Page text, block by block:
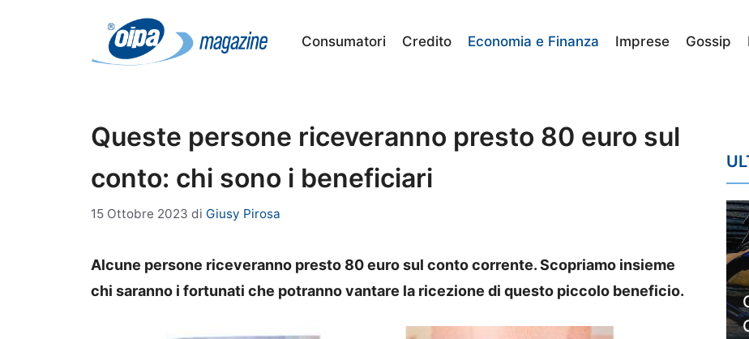
Consumatori Credito Economia e Finanza Imprese Gossip
Queste persone riceveranno presto 80 euro sul
conto: chi sono i beneficiari
15 Ottobre 2023 di Giusy Pirosa
Alcune persone riceveranno presto 80 euro sul conto corrente. Scopriamo insieme
chi saranno i fortunati che potranno vantare la ricezione di questo piccolo beneficio.